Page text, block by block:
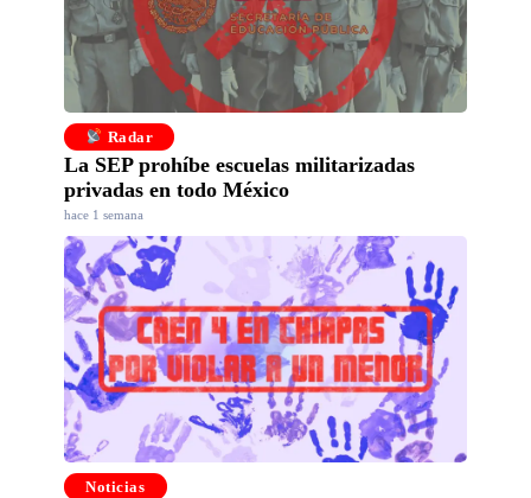
Radar
La SEP prohíbe escuelas militarizadas
privadas en todo México
hace 1 semana
Noticias